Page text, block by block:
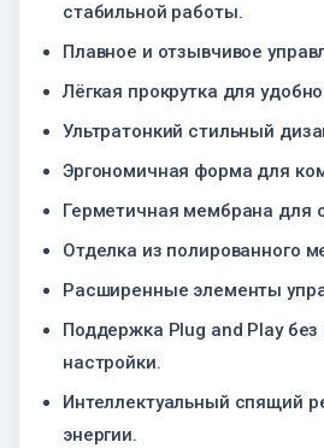
стабильной работы.
Плавное и отзывчивое
Лёгкая прокрутка для
Ультратонкий стильный
Эргономичная форма для
Герметичная мембрана для
Отделка из полированного
Расширенные элементы
Поддержка Plug and Play
настройки.
Интеллектуальный спящий
энергии.